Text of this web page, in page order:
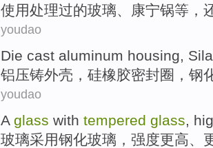
使用处理过的玻璃、 康宁锅等 ，
youdao
Die cast aluminum housing,
铝压铸外壳 ， 硅橡胶密封圈，钢
youdao
A glass with tempered glass,
玻璃采用钢化玻璃， 强度更高、